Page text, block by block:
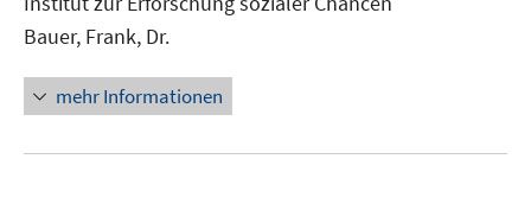
Fenster
Bauer, Frank, Dr.
mehr Informationen